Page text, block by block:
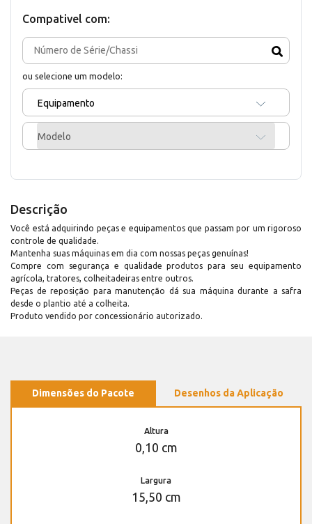
Compativel com:
ou selecione um modelo:
Equipamento
Modelo
Descrição
Você está adquirindo peças e equipamentos que passam por um rigoroso
controle de qualidade.
Mantenha suas máquinas em dia com nossas peças genuínas!
Compre com segurança e qualidade produtos para seu equipamento
agrícola, tratores, colheitadeiras entre outros.
Peças de reposição para manutenção dá sua máquina durante a safra
desde o plantio até a colheita.
Produto vendido por concessionário autorizado.
Dimensões do Pacote Desenhos da Aplicação
Altura
0,10 cm
Largura
15,50 cm